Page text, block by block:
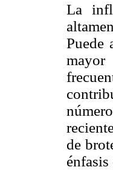
La
Puede
de